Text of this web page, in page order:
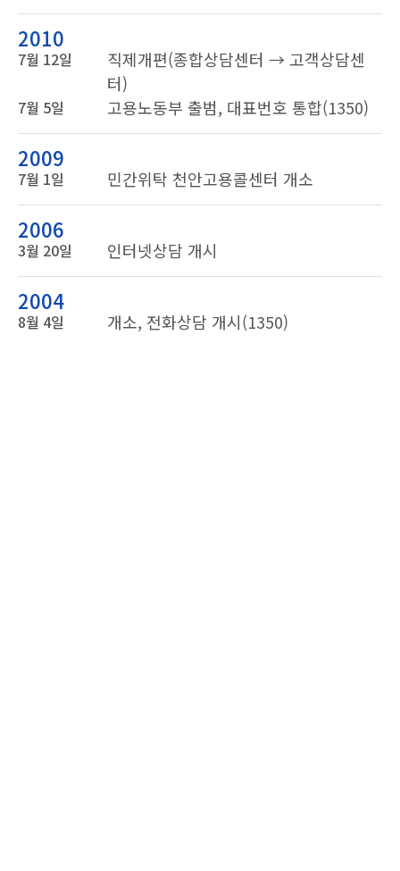
2010
7월 12일
직제개편(종합상담센터 → 고객상담센
터)
7월 5일 고용노동부 출범, 대표번호 통합(1350)
2009
7월 1일 민간위탁 천안고용콜센터 개소
2006
3월 20일 인터넷상담 개시
2004
8월 4일 개소, 전화상담 개시(1350)